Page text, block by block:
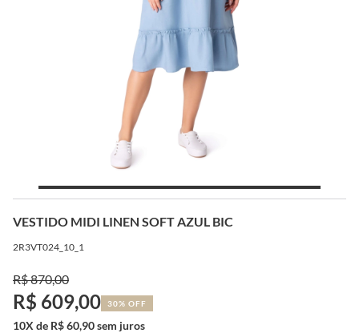
VESTIDO MIDI LINEN SOFT AZUL BIC
2R3VT024_10_1
R$ 870,00
R$ 609,00 30% OFF
10X de R$ 60,90 sem juros